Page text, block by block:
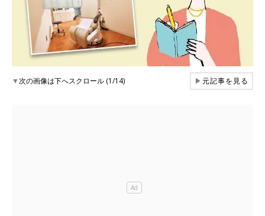
▼次の画像は下へスクロール (1/14) ▶元記事を見る